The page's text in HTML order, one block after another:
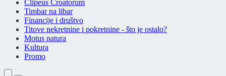
Clipeus Croatorum
Timbar na libar
Financije i društvo
Titove nekretnine i pokretnine - što je ostalo?
Motus natura
Kultura
Promo